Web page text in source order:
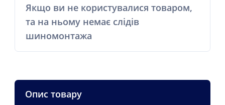
Якщо ви не користувалися товаром,
та на ньому немає слідів
шиномонтажа
Опис товару